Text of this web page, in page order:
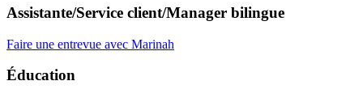
Assistante/Service client/Manager bilingue
Faire une entrevue avec Marinah
Éducation